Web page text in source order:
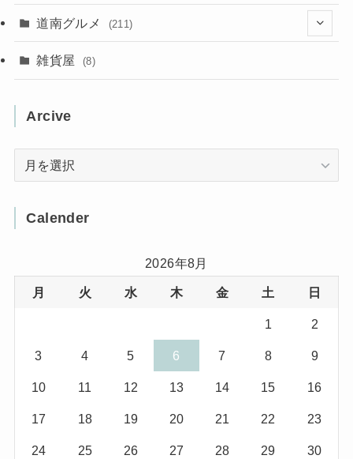
(31)
(16)(2)
(1) (2)
(2)
(11)
(13)
(10)
道南グルメ (211)
(3)
(10)
雑貨屋 (8)
Arcive
Arcive
Calender
2026年8月
月 火 水 木 金 土 日
1 2
3 4 5 6 7 8 9
10 11 12 13 14 15 16
17 18 19 20 21 22 23
24 25 26 27 28 29 30